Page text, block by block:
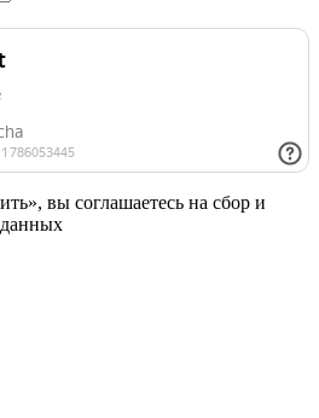
вы соглашаетесь на сбор и